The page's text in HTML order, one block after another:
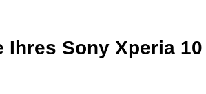
Ihres Sony Xperia